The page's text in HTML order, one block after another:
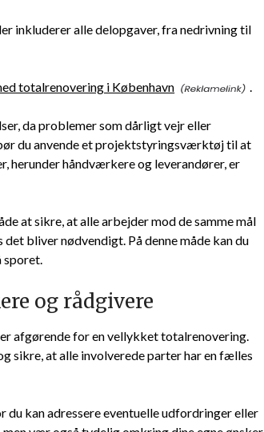
inkluderer alle delopgaver, fra nedrivning til
totalrenovering i København .
da problemer som dårligt vejr eller
du anvende et projektstyringsværktøj til at
herunder håndværkere og leverandører, er
at sikre, at alle arbejder mod de samme mål
bliver nødvendigt. På denne måde kan du
sporet.
og rådgivere
afgørende for en vellykket totalrenovering.
sikre, at alle involverede parter har en fælles
kan adressere eventuelle udfordringer eller